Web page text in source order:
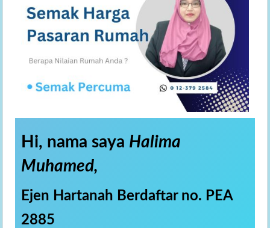
Hi, nama saya Halima
Muhamed,
Ejen Hartanah Berdaftar no. PEA
2885